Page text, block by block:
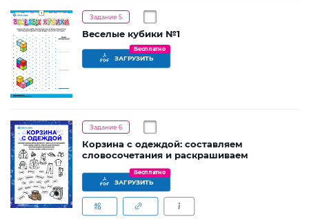
Задание 5
Веселые кубики №1
ЗАГРУЗИТЬ
Бесплатно
Задание 6
Корзина с одеждой: составляем
словосочетания и раскрашиваем
ЗАГРУЗИТЬ
Бесплатно